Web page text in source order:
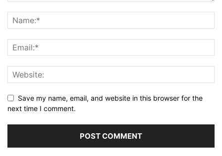
Save my name, email, and website in this browser for the
next time I comment.